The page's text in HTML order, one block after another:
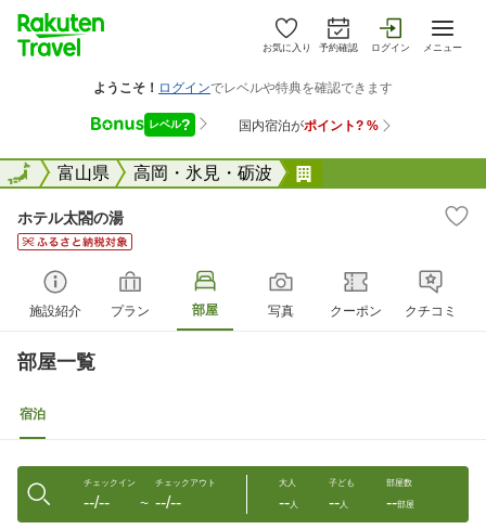
お気に入り 予約確認 ログイン メニュー
全国富山県 高岡・氷見・砺波
全国
ホテル太閤の湯
施設紹介 プラン 部屋 写真 クーポン クチコミ
部屋一覧
宿泊
チェックイン
--/-- 〜
チェックアウト
--/--
大人
--人
子ども
--人
部屋数
--部屋